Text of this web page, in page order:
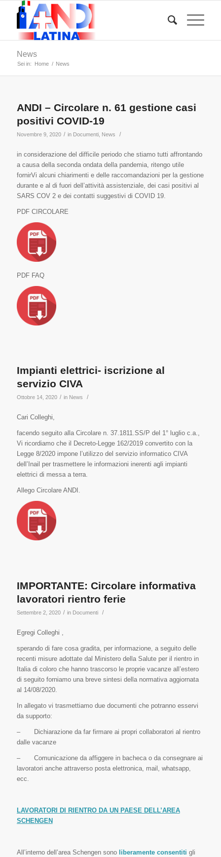
News
Sei in: Home / News
ANDI – Circolare n. 61 gestione casi
positivi COVID-19
Novembre 9, 2020 / in Documenti, News /
in considerazione del difficile periodo che stiamo tutti affrontando
a causa della seconda ondata della pandemia, ritengo utile
fornirVi alcuni chiarimenti e delle raccomandazioni per la gestione
durante e al di fuori dell’attività assistenziale, dei casi positivi al
SARS COV 2 e dei contatti suggestivi di COVID 19.
PDF CIRCOLARE
PDF FAQ
Impianti elettrici- iscrizione al
servizio CIVA
Ottobre 14, 2020 / in News /
Cari Colleghi,
facendo seguito alla Circolare n. 37.1811.SS/P del 1° luglio c.a.,
Vi ricordiamo che il Decreto-Legge 162/2019 convertito con la
Legge 8/2020 impone l’utilizzo del servizio informatico CIVA
dell’Inail per trasmettere le informazioni inerenti agli impianti
elettrici di messa a terra.
Allego Circolare ANDI.
IMPORTANTE: Circolare informativa
lavoratori rientro ferie
Settembre 2, 2020 / in Documenti /
Egregi Colleghi ,
sperando di fare cosa gradita, per informazione, a seguito delle
recenti misure adottate dal Ministero della Salute per il rientro in
Italia di coloro che hanno trascorso le proprie vacanze all’estero
di seguito forniamo una breve sintesi della normativa aggiornata
al 14/08/2020.
In allegato vi trasmettiamo due documenti che potranno esservi
da supporto:
– Dichiarazione da far firmare ai propri collaboratori al rientro
dalle vacanze
– Comunicazione da affiggere in bacheca o da consegnare ai
lavoratori anche attraverso posta elettronica, mail, whatsapp,
ecc.
LAVORATORI DI RIENTRO DA UN PAESE DELL’AREA
SCHENGEN
All’interno dell’area Schengen sono liberamente consentiti gli